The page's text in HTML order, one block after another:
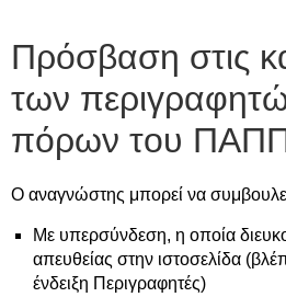
Πρόσβαση στις
των
πόρων του
Ο αναγνώστης μπορεί να
Με υπερσύνδεση, η οποία
απευθείας στην ιστοσελίδα
ένδειξη Περιγραφητές)